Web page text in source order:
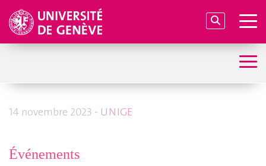
14 novembre 2023 - UNIGE
Événements